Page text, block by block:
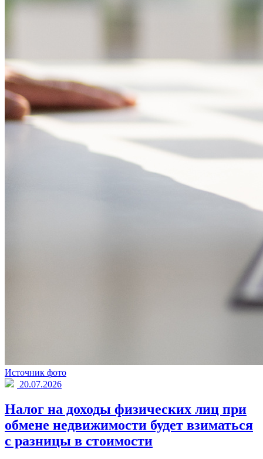
Источник фото
20.07.2026
Налог на доходы физических лиц при
обмене недвижимости будет взиматься
с разницы в стоимости